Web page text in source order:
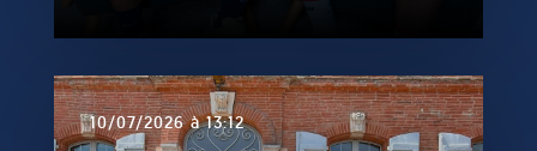
10/07/2026 à 13:12